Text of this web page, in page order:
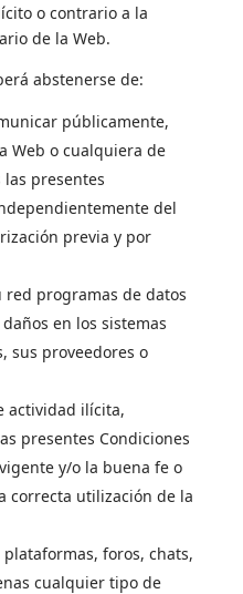
o contrario a la
de la Web.
abstenerse de:
públicamente,
Web o cualquiera de
presentes
del
previa y por
programas de datos
en los sistemas
sus proveedores o
actividad ilícita,
presentes Condiciones
y/o la buena fe o
correcta utilización de la
foros, chats,
cualquier tipo de